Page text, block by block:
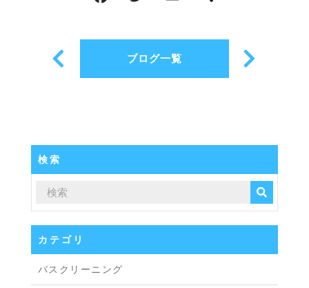
ブログ一覧
検索
カテゴリ
バスクリーニング